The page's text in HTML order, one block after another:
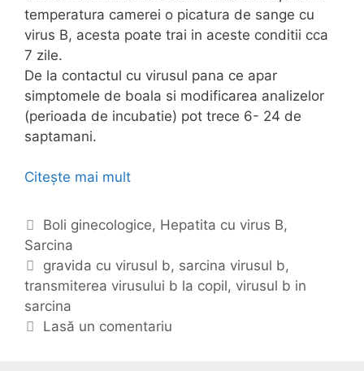
temperatura camerei o picatura de sange cu
virus B, acesta poate trai in aceste conditii cca
7 zile.
De la contactul cu virusul pana ce apar
simptomele de boala si modificarea analizelor
(perioada de incubatie) pot trece 6- 24 de
saptamani.
Citește mai mult
r
s
u
h
C
a
t
e
g
o
Boli ginecologice, Hepatita cu virus B,
Sarcina
E
t
i
c
gravida cu virusul b, sarcina virusul b,
transmiterea virusului b la copil, virusul b in
sarcina
Lasă un comentariu